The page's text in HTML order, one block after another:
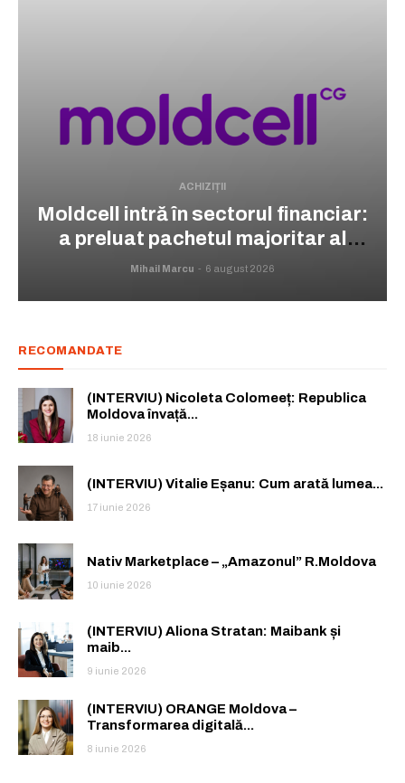
ACHIZIȚII
Moldcell intră în sectorul financiar:
a preluat pachetul majoritar al
OCN Prime Capital
Mihail Marcu - 6 august 2026
RECOMANDATE
(INTERVIU) Nicoleta Colomeeț: Republica
Moldova învață...
18 iunie 2026
(INTERVIU) Vitalie Eșanu: Cum arată lumea...
17 iunie 2026
Nativ Marketplace – „Amazonul” R.Moldova
10 iunie 2026
(INTERVIU) Aliona Stratan: Maibank și
maib...
9 iunie 2026
(INTERVIU) ORANGE Moldova –
Transformarea digitală...
8 iunie 2026